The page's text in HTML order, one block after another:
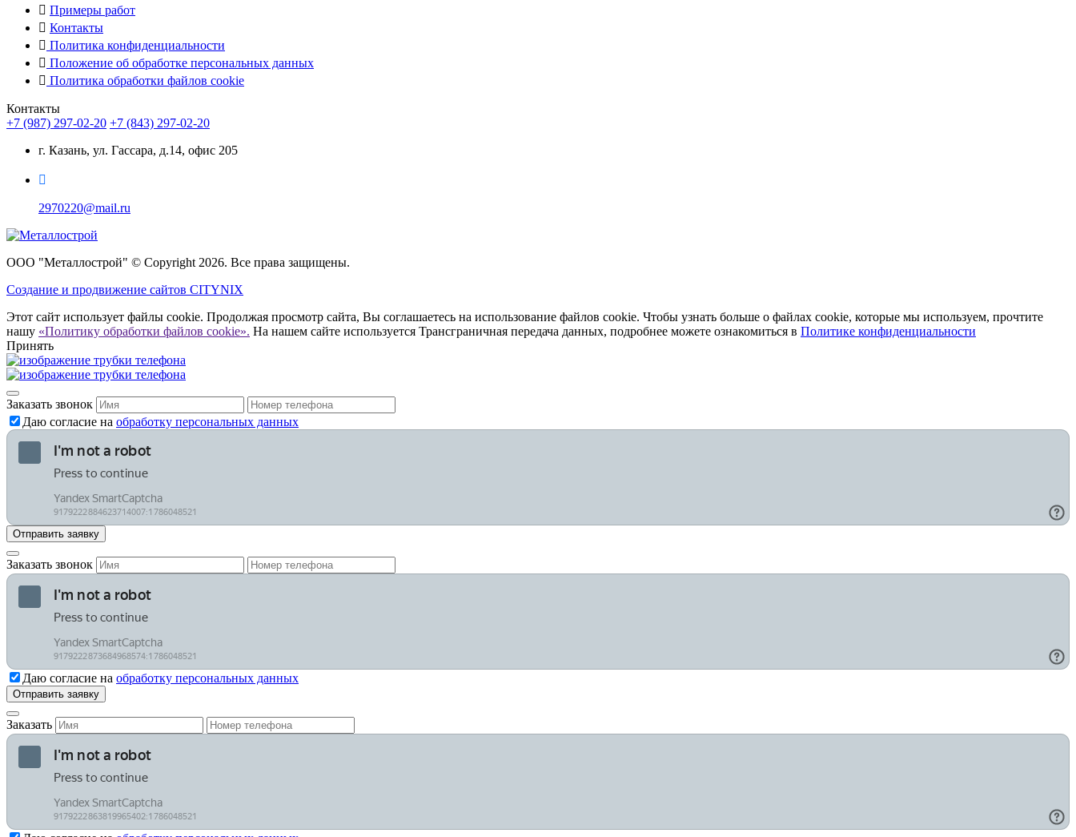
Примеры работ
Контакты
Политика конфиденциальности
Положение об обработке персональных данных
Политика обработки файлов cookie
Контакты
+7 (987) 297-02-20 +7 (843) 297-02-20
г. Казань, ул. Гассара, д.14, офис 205
2970220@mail.ru
ООО "Металлострой" © Copyright 2026. Все права защищены.
Создание и продвижение сайтов CITYNIX
Этот сайт использует файлы cookie. Продолжая просмотр сайта, Вы соглашаетесь на использование файлов cookie. Чтобы узнать больше о файлах cookie, которые мы используем, прочтите
нашу «Политику обработки файлов cookie». На нашем сайте используется Трансграничная передача данных, подробнее можете ознакомиться в Политике конфиденциальности
Принять
Заказать звонок
Даю согласие на обработку персональных данных
Заказать звонок
Даю согласие на обработку персональных данных
Заказать